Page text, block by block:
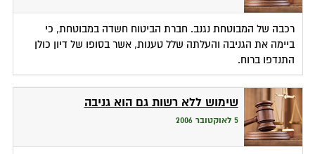
רכבה של המבוטחת נגנב. חברת הביטוח חשדה במבוטחת, כי
ביימה את הגניבה והעלתה שלל טענות, אשר בסופו של דיון כולן
התנדפו ברוח.
שימוש ללא רשות גם הוא גניבה
5 לאוקטובר 2006